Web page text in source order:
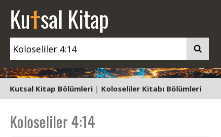
Kutsal Kitap
Kutsal Kitap Bölümleri | Koloseliler Kitabı Bölümleri
Koloseliler 4:14